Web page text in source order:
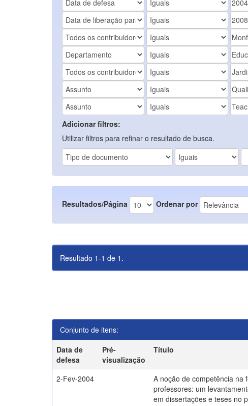
Adicionar filtros:
Utilizar filtros para refinar o resultado de busca.
Resultados/Página Ordenar por
Resultado 1-1 de 1.
Conjunto de itens:
Data de
defesa
Pré-
visualização
Título
2-Fev-2004
A noção de competência na
professores: um
em dissertações e teses no